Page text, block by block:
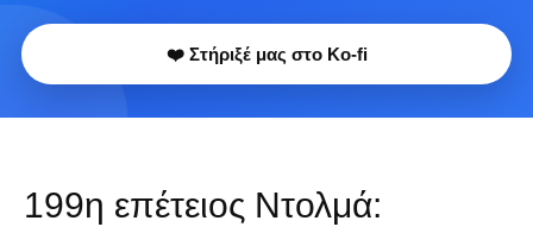
❤️ Στήριξέ μας στο Ko-fi
199η επέτειος Ντολμά: